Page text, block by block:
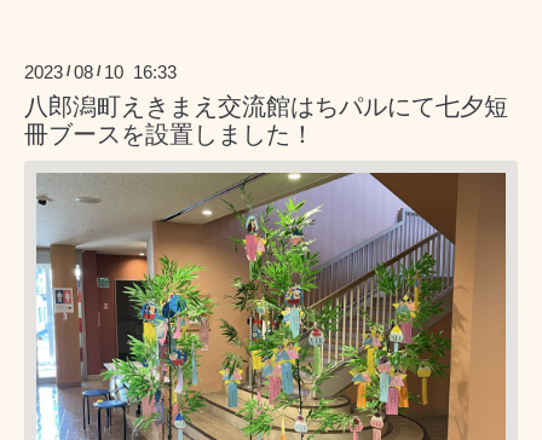
2023 /08 / 10 16:33
八郎潟町えきまえ交流館はちパルにて七夕短
冊ブースを設置しました！